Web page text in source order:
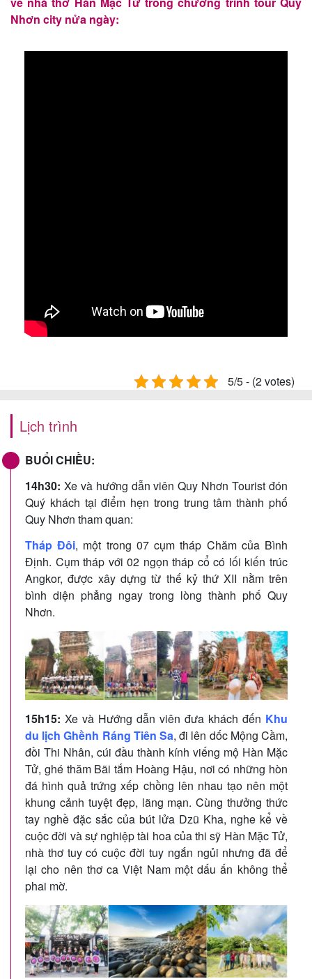
Nhơn city nửa ngày:
5/5 - (2 votes)
Lịch trình
BUỔI CHIỀU:
14h30: Xe và hướng dẫn viên Quy Nhơn Tourist đón
Quý khách tại điểm hẹn trong trung tâm thành phố
Quy Nhơn tham quan:
Tháp Đôi, một trong 07 cụm tháp Chăm của Bình
Định. Cụm tháp với 02 ngọn tháp cổ có lối kiến trúc
Angkor, được xây dựng từ thế kỷ thứ XII nằm trên
bình diện phẳng ngay trong lòng thành phố Quy
Nhơn.
15h15: Xe và Hướng dẫn viên đưa khách đến Khu
du lịch Ghềnh Ráng Tiên Sa, đi lên dốc Mộng Cầm,
đồi Thi Nhân, cúi đầu thành kính viếng mộ Hàn Mặc
Tử, ghé thăm Bãi tắm Hoàng Hậu, nơi có những hòn
đá hình quả trứng xếp chồng lên nhau tạo nên một
khung cảnh tuyệt đẹp, lãng mạn. Cùng thưởng thức
tay nghề đặc sắc của bút lửa Dzũ Kha, nghe kể về
cuộc đời và sự nghiệp tài hoa của thi sỹ Hàn Mặc Tử,
nhà thơ tuy có cuộc đời tuy ngắn ngủi nhưng đã để
lại cho nên thơ ca Việt Nam một dấu ấn không thể
phai mờ.